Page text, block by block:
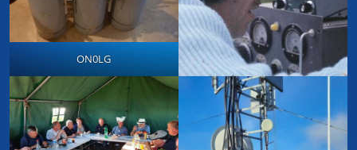
ON0LG